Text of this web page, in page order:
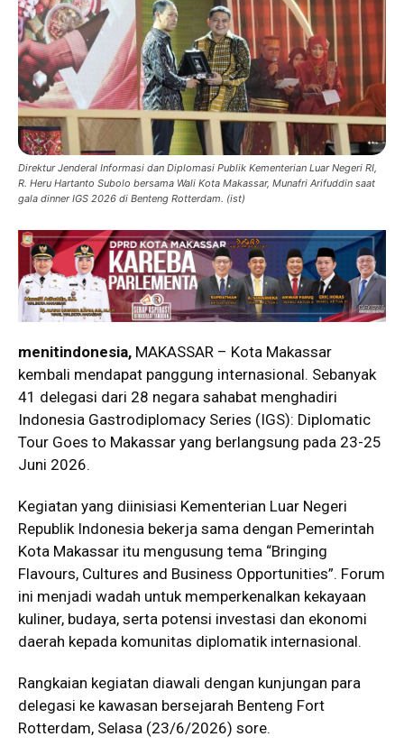
Direktur Jenderal Informasi dan Diplomasi Publik Kementerian Luar Negeri RI,
R. Heru Hartanto Subolo bersama Wali Kota Makassar, Munafri Arifuddin saat
gala dinner IGS 2026 di Benteng Rotterdam. (ist)
menitindonesia, MAKASSAR – Kota Makassar
kembali mendapat panggung internasional. Sebanyak
41 delegasi dari 28 negara sahabat menghadiri
Indonesia Gastrodiplomacy Series (IGS): Diplomatic
Tour Goes to Makassar yang berlangsung pada 23-25
Juni 2026.
Kegiatan yang diinisiasi Kementerian Luar Negeri
Republik Indonesia bekerja sama dengan Pemerintah
Kota Makassar itu mengusung tema “Bringing
Flavours, Cultures and Business Opportunities”. Forum
ini menjadi wadah untuk memperkenalkan kekayaan
kuliner, budaya, serta potensi investasi dan ekonomi
daerah kepada komunitas diplomatik internasional.
Rangkaian kegiatan diawali dengan kunjungan para
delegasi ke kawasan bersejarah Benteng Fort
Rotterdam, Selasa (23/6/2026) sore.